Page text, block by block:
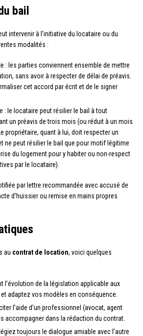
bail
intervenir à l’initiative du locataire ou du
modalités :
: les parties conviennent ensemble de mettre
sans avoir à respecter de délai de préavis.
cet accord par écrit et de le signer
: le locataire peut résilier le bail à tout
un préavis de trois mois (ou réduit à un mois
propriétaire, quant à lui, doit respecter un
ne peut résilier le bail que pour motif légitime
du logement pour y habiter ou non-respect
par le locataire).
par lettre recommandée avec accusé de
d’huissier ou remise en mains propres
au contrat de location, voici quelques
l’évolution de la législation applicable aux
adaptez vos modèles en conséquence.
l’aide d’un professionnel (avocat, agent
accompagner dans la rédaction du contrat.
toujours le dialogue amiable avec l’autre